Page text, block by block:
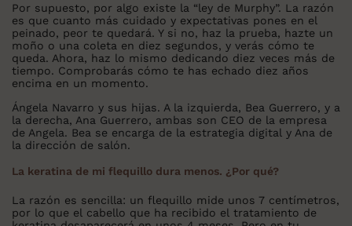
Por supuesto, por algo existe la “ley de Murphy”. La razón
es que cuanto más cuidado y expectativas pones en el
peinado, peor te quedará. Y si no, haz la prueba, hazte un
moño o una coleta en diez segundos, y verás cómo te
queda. Ahora, haz lo mismo dedicando diez veces más de
tiempo. Comprobarás cómo te has echado diez años
encima en un momento.
Ángela Navarro y sus hijas. A la izquierda, Bea Guerrero, y a
la derecha, Ana Guerrero, ambas son CEO de la empresa
de Angela. Bea se encarga de la estrategia digital y Ana de
la dirección de salón.
La keratina de mi flequillo dura menos. ¿Por qué?
La razón es sencilla: un flequillo mide unos 7 centímetros,
por lo que el cabello que ha recibido el tratamiento de